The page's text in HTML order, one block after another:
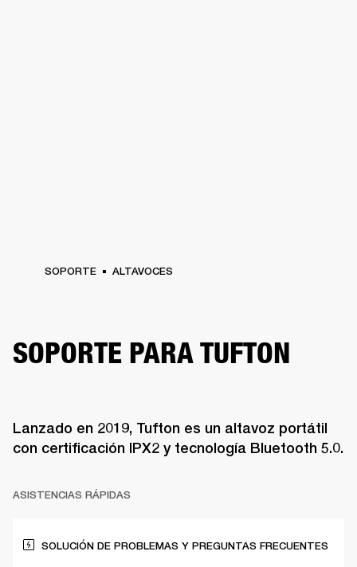
SOPORTE ALTAVOCES
SOPORTE PARA TUFTON
Lanzado en 2019, Tufton es un altavoz portátil
con certificación IPX2 y tecnología Bluetooth 5.0.
ASISTENCIAS RÁPIDAS
SOLUCIÓN DE PROBLEMAS Y PREGUNTAS FRECUENTES